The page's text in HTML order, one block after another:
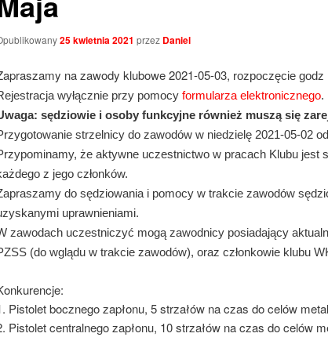
25 kwietnia 2021 przez Daniel
na zawody klubowe 2021-05-03, rozpoczęcie godz
wyłącznie przy pomocy formularza elektronicznego.
sędziowie i osoby funkcyjne również muszą się
strzelnicy do zawodów w niedzielę 2021-05-02
że aktywne uczestnictwo w pracach Klubu jest
z jego członków.
do sędziowania i pomocy w trakcie zawodów
uprawnieniami.
zawodach uczestniczyć mogą zawodnicy posiadający
(do wglądu w trakcie zawodów), oraz członkowie klubu
Pistolet bocznego zapłonu, 5 strzałów na czas do celów
Pistolet centralnego zapłonu, 10 strzałów na czas do celów